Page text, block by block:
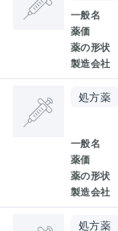
一般名
薬価
薬の形状
製造会社
処方薬
一般名
薬価
薬の形状
製造会社
処方薬